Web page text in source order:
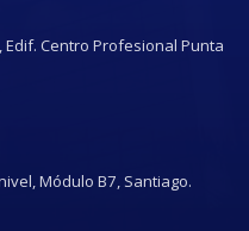
Centro Profesional Punta
Módulo B7, Santiago.